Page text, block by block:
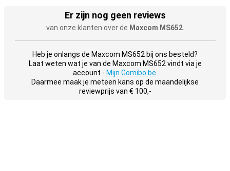
Er zijn nog geen reviews
van onze klanten over de Maxcom MS652.
Heb je onlangs de Maxcom MS652 bij ons besteld?
Laat weten wat je van de Maxcom MS652 vindt via je
account - Mijn Gomibo.be
Daarmee maak je meteen kans op de maandelijkse
reviewprijs van € 100,-